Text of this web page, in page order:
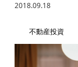
2018.09.18
不動産投資